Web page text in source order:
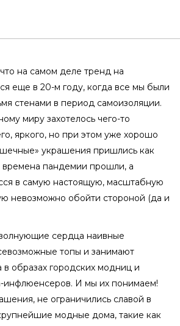
на самом деле тренд на
еще в 20-м году, когда все мы были
стенами в период самоизоляции.
миру захотелось чего-то
яркого, но при этом уже хорошо
украшения пришлись как
времена пандемии прошли, а
в самую настоящую, масштабную
невозможно обойти стороной (да и
сердца наивные
топы и занимают
образах городских модниц и
инфлюенсеров. И мы их понимаем!
не ограничились славой в
модные дома, такие как